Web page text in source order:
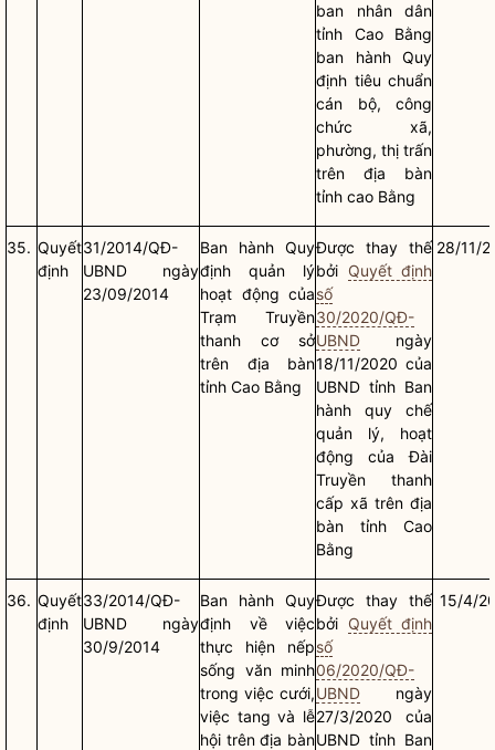
ban nhân dân
tỉnh Cao Bằng
ban hành Quy
định tiêu chuẩn
cán bộ, công
chức xã,
phường, thị trấn
trên địa bàn
tỉnh cao Bằng
35. Quyết
định
31/2014/QĐ-
UBND ngày
23/09/2014
Ban hành Quy
định quản lý
hoạt động của
Trạm Truyền
thanh cơ sở
trên địa bàn
tỉnh Cao Bằng
Được thay thế
bởi Quyết định
số
30/2020/QĐ-
UBND ngày
18/11/2020 của
UBND tỉnh Ban
hành quy chế
quản lý, hoạt
động của Đài
Truyền thanh
cấp xã trên địa
bàn tỉnh Cao
Bằng
28/11/
36. Quyết
định
33/2014/QĐ-
UBND ngày
30/9/2014
Ban hành Quy
định về việc
thực hiện nếp
sống văn minh
trong việc cưới,
việc tang và lễ
hội trênđịa bàn
Được thay thế
bởi Quyết định
số
06/2020/QĐ-
UBND ngày
27/3/2020 của
UBND tỉnh Ban
15/4/